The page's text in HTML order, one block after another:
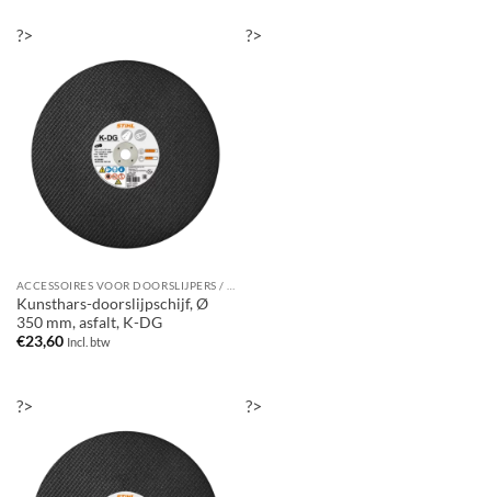
?>
Kunsthars-doorslijpschijf, Ø
350 mm, asfalt, K-DG
€23,60 Incl. btw
?>
?> ?>